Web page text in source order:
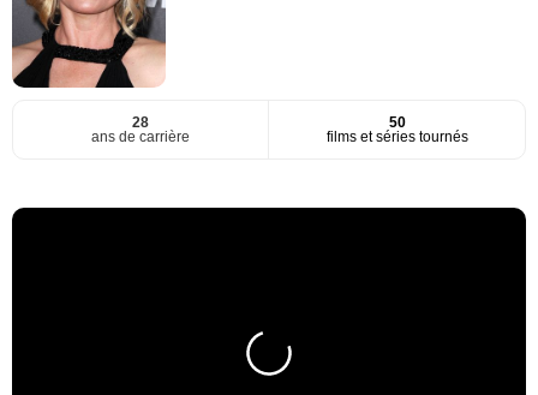
28
ans de carrière
50
films et séries tournés